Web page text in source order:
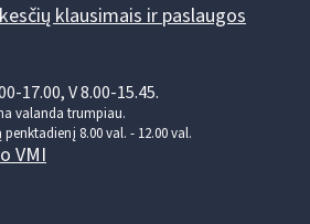
klausimais ir paslaugos
17.00, V 8.00-15.45.
valanda trumpiau.
8.00 val. - 12.00 val.
VMI